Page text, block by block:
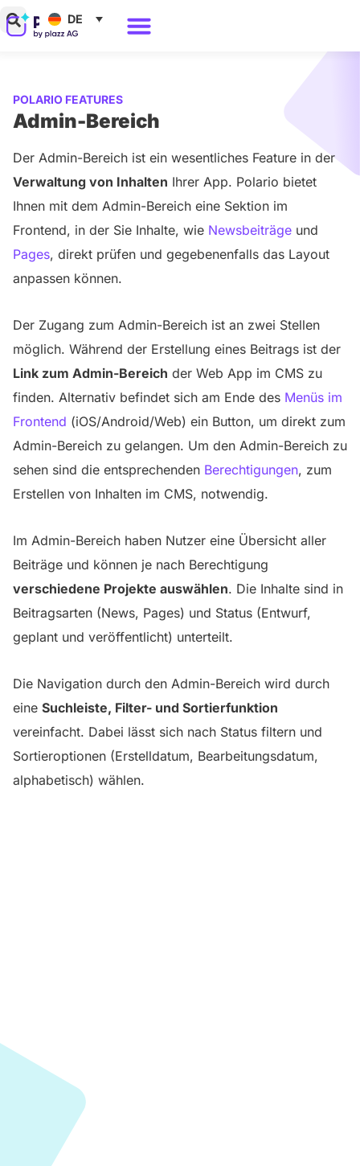
Zum
Inhalt
DE
POLARIO FEATURES
Admin-Bereich
Der Admin-Bereich ist ein wesentliches Feature in der
Verwaltung von Inhalten Ihrer App. Polario bietet
Ihnen mit dem Admin-Bereich eine Sektion im
Frontend, in der Sie Inhalte, wie Newsbeiträge und
Pages, direkt prüfen und gegebenenfalls das Layout
anpassen können.
Der Zugang zum Admin-Bereich ist an zwei Stellen
möglich. Während der Erstellung eines Beitrags ist der
Link zum Admin-Bereich der Web App im CMS zu
finden. Alternativ befindet sich am Ende des Menüs im
Frontend (iOS/Android/Web) ein Button, um direkt zum
Admin-Bereich zu gelangen. Um den Admin-Bereich zu
sehen sind die entsprechenden Berechtigungen, zum
Erstellen von Inhalten im CMS, notwendig.
Im Admin-Bereich haben Nutzer eine Übersicht aller
Beiträge und können je nach Berechtigung
verschiedene Projekte auswählen. Die Inhalte sind in
Beitragsarten (News, Pages) und Status (Entwurf,
geplant und veröffentlicht) unterteilt.
Die Navigation durch den Admin-Bereich wird durch
eine Suchleiste, Filter- und Sortierfunktion
vereinfacht. Dabei lässt sich nach Status filtern und
Sortieroptionen (Erstelldatum, Bearbeitungsdatum,
alphabetisch) wählen.